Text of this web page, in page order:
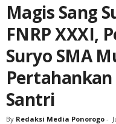
Magis Sang
FNRP XXXI,
Suryo SMA
Santri
By Redaksi Media Ponorogo -